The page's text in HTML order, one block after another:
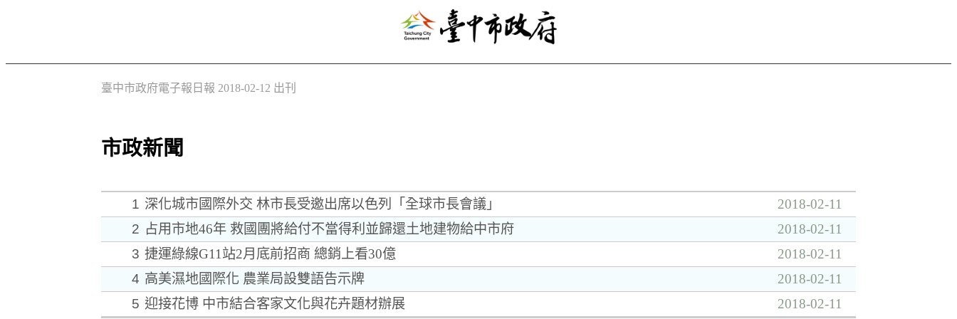
臺中市政府電子報日報 2018-02-12 出刊
市政新聞
1 深化城市國際外交 林市長受邀出席以色列「全球市長會議」
2018-02-11
2 占用市地46年 救國團將給付不當得利並歸還土地建物給中市府
2018-02-11
3 捷運綠線G11站2月底前招商 總銷上看30億
2018-02-11
4 高美濕地國際化 農業局設雙語告示牌
2018-02-11
5 迎接花博 中市結合客家文化與花卉題材辦展 2018-02-11